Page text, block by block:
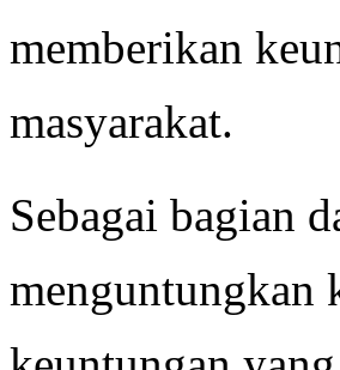
memberikan
masyarakat.
Sebagai bagian
menguntungkan